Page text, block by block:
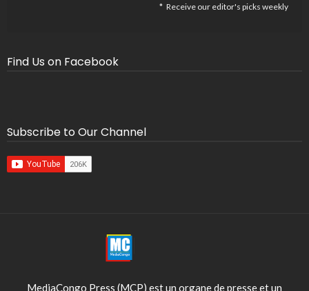
Receive our editor's picks weekly
Find Us on Facebook
Subscribe to Our Channel
MediaCongo Press (MCP) est un organe de presse et un